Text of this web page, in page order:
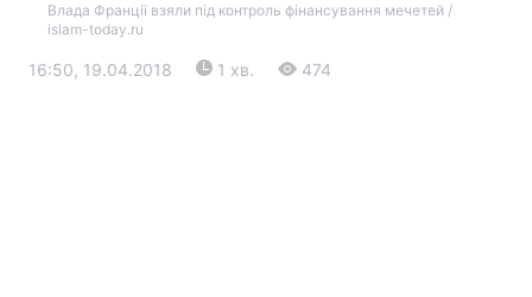
Влада Франції взяли під контроль фінансування мечетей /
islam-today.ru
16:50, 19.04.2018 1 хв. 474